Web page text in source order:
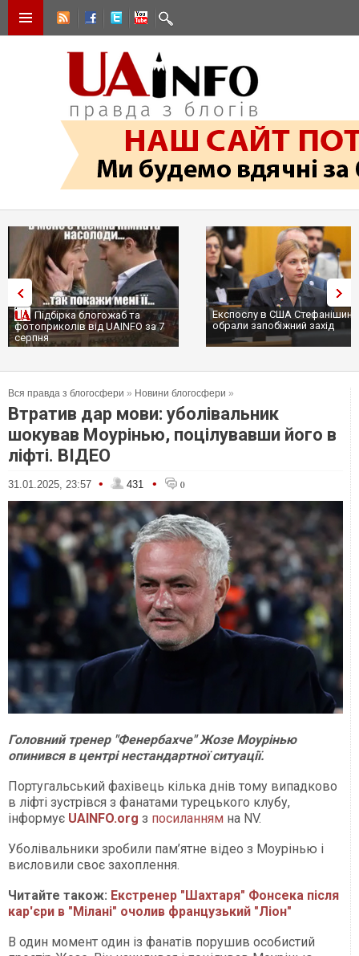
Підбірка блогожаб та
фотоприколів від UAINFO за 7
серпня
Експослу в США
обрали запобіжний захід
Вся правда з блогосфери » Новини блогосфери »
Втратив дар мови: уболівальник
шокував Моурінью, поцілувавши його в
ліфті. ВІДЕО
31.01.2025, 23:57 • 431 • 0
Головний тренер "Фенербахче" Жозе Моурінью
опинився в центрі нестандартної ситуації.
Португальський фахівець кілька днів тому випадково
в ліфті зустрівся з фанатами турецького клубу,
інформує UAINFO.org з посиланням на NV.
Уболівальники зробили пам’ятне відео з Моурінью і
висловили своє захоплення.
Читайте також: Екстренер "Шахтаря" Фонсека після
кар'єри в "Мілані" очолив французький "Ліон"
В один момент один із фанатів порушив особистий